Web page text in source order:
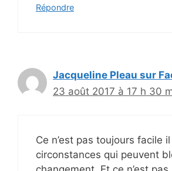
Répondre
Jacqueline Pleau sur
23 août 2017 à 17 h 30
Ce n’est pas toujours facile
circonstances qui peuvent